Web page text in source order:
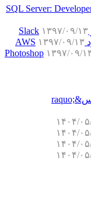
۱۳۹۷/۰۹/۱۳
۱۳۹۷/۰۹/۱۳
۰۹/۱۳
۰۵/۰۷
۰۵/۰۶
۰۵/۰۴
۰۵/۰۱